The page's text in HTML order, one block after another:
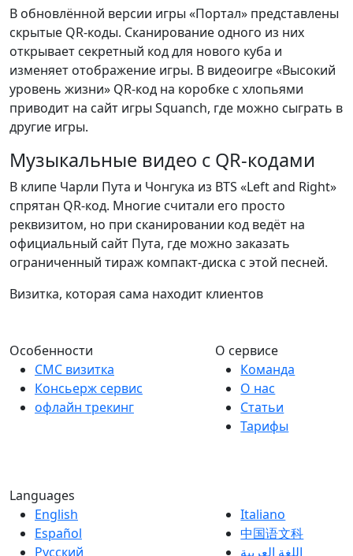
В обновлённой версии игры «Портал» представлены
скрытые QR-коды. Сканирование одного из них
открывает секретный код для нового куба и
изменяет отображение игры. В видеоигре «Высокий
уровень жизни» QR-код на коробке с хлопьями
приводит на сайт игры Squanch, где можно сыграть в
другие игры.
Музыкальные видео с QR-кодами
В клипе Чарли Пута и Чонгука из BTS «Left and Right»
спрятан QR-код. Многие считали его просто
реквизитом, но при сканировании код ведёт на
официальный сайт Пута, где можно заказать
ограниченный тираж компакт-диска с этой песней.
Визитка, которая сама находит клиентов
Особенности
СМС визитка
Консьерж сервис
офлайн трекинг
О сервисе
Команда
О нас
Статьи
Тарифы
Languages
English
Español
Русский
Italiano
中国语文科
اللغة العربية